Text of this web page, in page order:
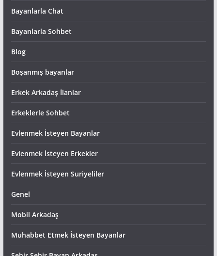
Bayanlarla Chat
Bayanlarla Sohbet
Blog
Boşanmış bayanlar
Erkek Arkadaş İlanlar
Erkeklerle Sohbet
Evlenmek İsteyen Bayanlar
Evlenmek İsteyen Erkekler
Evlenmek İsteyen Suriyeliler
Genel
Mobil Arkadaş
Muhabbet Etmek İsteyen Bayanlar